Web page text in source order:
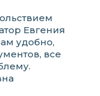
Евгения
удобно,
все